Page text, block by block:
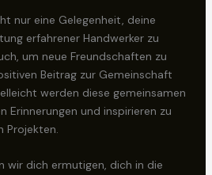
nur eine Gelegenheit, deine
erfahrener Handwerker zu
um neue Freundschaften zu
Beitrag zur Gemeinschaft
werden diese gemeinsamen
Erinnerungen und inspirieren zu
Projekten.
wir dich ermutigen, dich in die